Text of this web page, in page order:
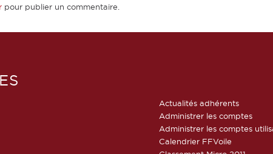
pour publier un commentaire.
Actualités adhérents
Administrer les comptes
Administrer les comptes
Calendrier FFVoile